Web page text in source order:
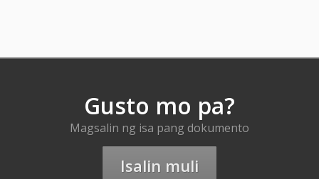
Gusto mo pa?
Magsalin ng isa pang dokumento
Isalin muli